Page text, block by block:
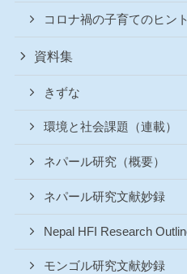
コロナ禍の子育てのヒント
資料集
きずな
環境と社会課題（連載）
ネパール研究（概要）
ネパール研究文献妙録
Nepal HFI Research
モンゴル研究文献妙録